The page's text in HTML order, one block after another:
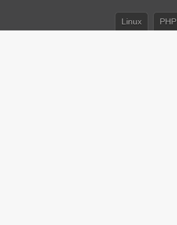
Linux PHP